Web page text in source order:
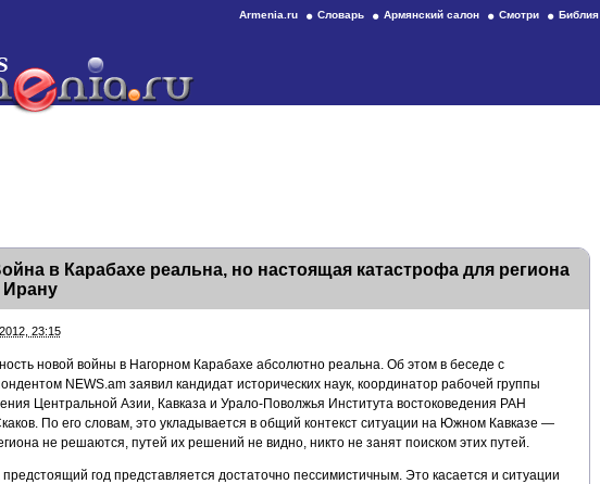
Armenia.ru Словарь Армянский салон Смотри Библия
в Карабахе реальна, но настоящая катастрофа для региона
Ирану
23:15
новой войны в Нагорном Карабахе абсолютно реальна. Об этом в беседе с
NEWS.am заявил кандидат исторических наук, координатор рабочей группы
Центральной Азии, Кавказа и Урало-Поволжья Института востоковедения РАН
По его словам, это укладывается в общий контекст ситуации на Южном Кавказе —
не решаются, путей их решений не видно, никто не занят поиском этих путей.
год представляется достаточно пессимистичным. Это касается и ситуации